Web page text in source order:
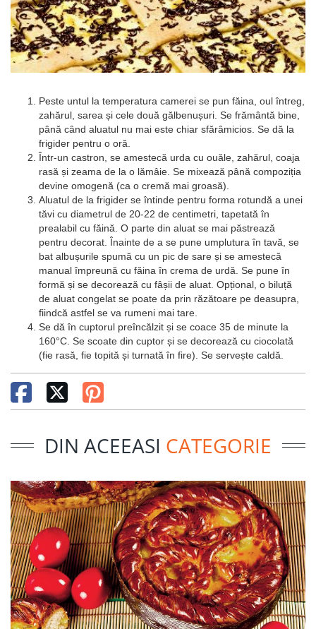
Peste untul la temperatura camerei se pun făina, oul întreg,
zahărul, sarea și cele două gălbenușuri. Se frământă bine,
până când aluatul nu mai este chiar sfărâmicios. Se dă la
frigider pentru o oră.
Într-un castron, se amestecă urda cu ouăle, zahărul, coaja
rasă și zeama de la o lămâie. Se mixează până compoziția
devine omogenă (ca o cremă mai groasă).
Aluatul de la frigider se întinde pentru forma rotundă a unei
tăvi cu diametrul de 20-22 de centimetri, tapetată în
prealabil cu făină. O parte din aluat se mai păstrează
pentru decorat. Înainte de a se pune umplutura în tavă, se
bat albușurile spumă cu un pic de sare și se amestecă
manual împreună cu făina în crema de urdă. Se pune în
formă și se decorează cu fâșii de aluat. Opțional, o biluță
de aluat congelat se poate da prin răzătoare pe deasupra,
fiindcă astfel se va rumeni mai tare.
Se dă în cuptorul preîncălzit și se coace 35 de minute la
160°C. Se scoate din cuptor și se decorează cu ciocolată
(fie rasă, fie topită și turnată în fire). Se servește caldă.
DIN ACEEASI CATEGORIE